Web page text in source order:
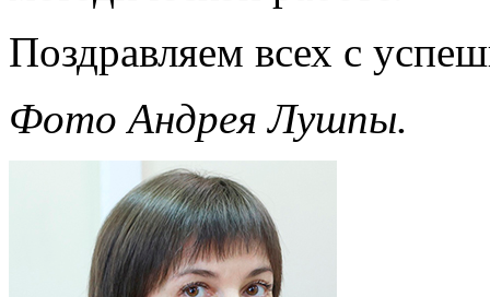
Поздравляем всех с
Фото Андрея Лушпы.